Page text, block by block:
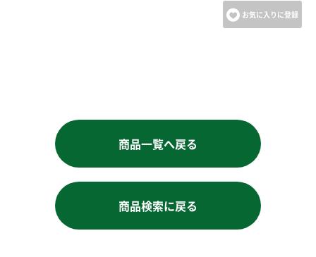
お気に入りに登録
商品一覧へ戻る
商品検索に戻る